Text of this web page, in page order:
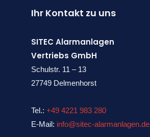
Ihr Kontakt zu uns
SITEC Alarmanlagen
Vertriebs GmbH
Schulstr. 11 – 13
27749 Delmenhorst
Tel.: +49 4221 983 280
E-Mail: info@sitec-alarmanlagen.de